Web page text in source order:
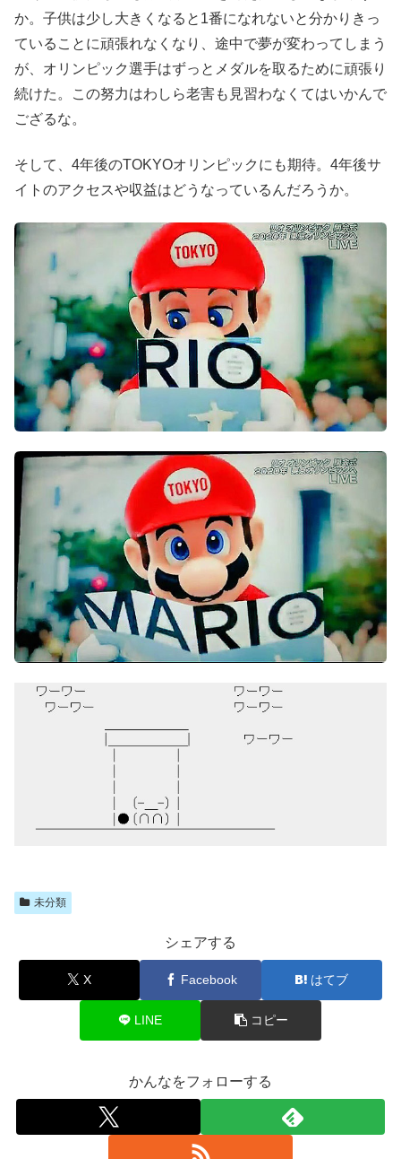
か。子供は少し大きくなると1番になれないと分かりきっ
ていることに頑張れなくなり、途中で夢が変わってしまう
が、オリンピック選手はずっとメダルを取るために頑張り
続けた。この努力はわしら老害も見習わなくてはいかんで
ござるな。
そして、4年後のTOKYOオリンピックにも期待。4年後サ
イトのアクセスや収益はどうなっているんだろうか。
未分類
シェアする
X Facebook はてブ
LINE コピー
かんなをフォローする